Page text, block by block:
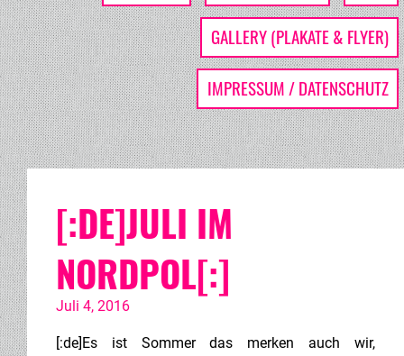
GALLERY (PLAKATE & FLYER)
IMPRESSUM / DATENSCHUTZ
[:DE]JULI IM
NORDPOL[:]
Juli 4, 2016
[:de]Es ist Sommer das merken auch wir,